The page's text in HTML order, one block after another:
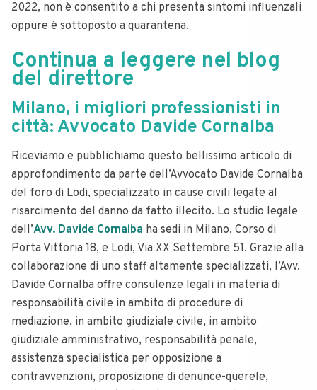
2022, non è consentito a chi presenta sintomi influenzali
oppure è sottoposto a quarantena.
Continua a leggere nel blog
del direttore
Milano, i migliori professionisti in
città: Avvocato Davide Cornalba
Riceviamo e pubblichiamo questo bellissimo articolo di
approfondimento da parte dell’Avvocato Davide Cornalba
del foro di Lodi, specializzato in cause civili legate al
risarcimento del danno da fatto illecito. Lo studio legale
dell’Avv. Davide Cornalba ha sedi in Milano, Corso di
Porta Vittoria 18, e Lodi, Via XX Settembre 51. Grazie alla
collaborazione di uno staff altamente specializzati, l’Avv.
Davide Cornalba offre consulenze legali in materia di
responsabilità civile in ambito di procedure di
mediazione, in ambito giudiziale civile, in ambito
giudiziale amministrativo, responsabilità penale,
assistenza specialistica per opposizione a
contravvenzioni, proposizione di denunce-querele,